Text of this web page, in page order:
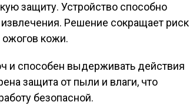
защиту. Устройство способно
Решение сокращает риск
кожи.
и способен выдерживать действия
защита от пыли и влаги, что
безопасной.